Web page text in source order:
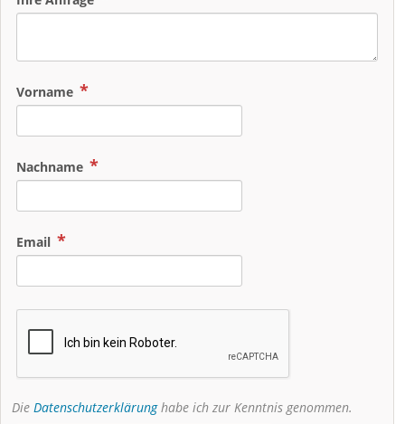
Vorname
Nachname
Email
Die Datenschutzerklärunghabe ich zur Kenntnis genommen.